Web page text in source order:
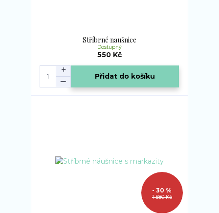
Stříbrné naušnice
550 Kč
Dostupný
Přidat do košíku
1 580 Kč
- 30 %